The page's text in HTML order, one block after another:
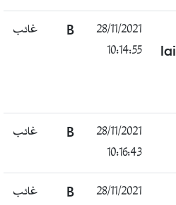
28/11/2021
10:14:55
B غائب
28/11/2021
10:16:43
B غائب
28/11/2021
B غائب